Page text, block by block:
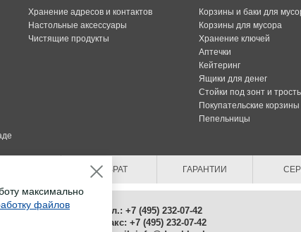
Хранение адресов и контактов
Настольные аксессуары
Чистящие продукты
Корзины и баки для
Корзины для мусора
Хранение ключей
Аптечки
Кейтеринг
Ящики для денег
Стойки под зонт и
Покупательские
Пепельницы
ВОЗВРАТ ГАРАНТИИ
Тел.: +7 (495) 232-07-42
Факс: +7 (495) 232-07-42
максимально
файлов